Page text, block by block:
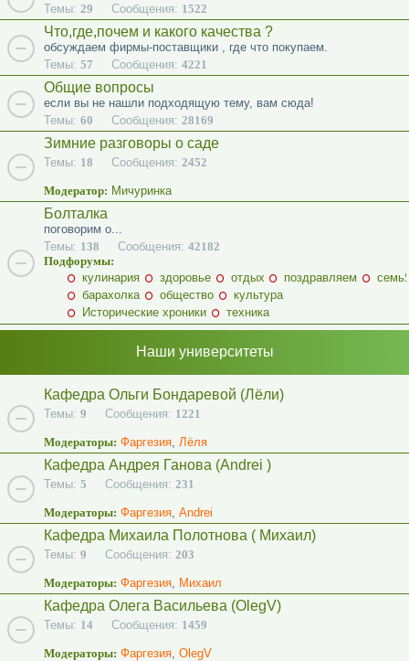
Темы: 29 Сообщения: 1522
Что,где,почем и какого качества ?
обсуждаем фирмы-поставщики , где что покупаем.
Темы: 57 Сообщения: 4221
Общие вопросы
если вы не нашли подходящую тему, вам сюда!
Темы: 60 Сообщения: 28169
Зимние разговоры о саде
Темы: 18 Сообщения: 2452
Модератор: Мичуринка
Болталка
поговорим о...
Темы: 138 Сообщения: 42182
Подфорумы:
кулинария
здоровье отдых поздравляем
барахолка
общество
культура
Исторические хроники
техника
Наши университеты
Кафедра Ольги Бондаревой (Лёли)
Темы: 9 Сообщения: 1221
Модераторы: Фаргезия Лёля
Кафедра Андрея Ганова (Andrei )
Темы: 5 Сообщения: 231
Модераторы: Фаргезия Andrei
Кафедра Михаила Полотнова ( Михаил)
Темы: 9 Сообщения: 203
Модераторы: Фаргезия Михаил
Кафедра Олега Васильева (OlegV)
Темы: 14 Сообщения: 1459
Модераторы: Фаргезия OlegV